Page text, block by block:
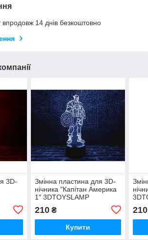
14 днів безкоштовно
3D-
Змінна пластина для 3D-
нічника "Капітан Америка
1" 3DTOYSLAMP
210₴
Купити
210